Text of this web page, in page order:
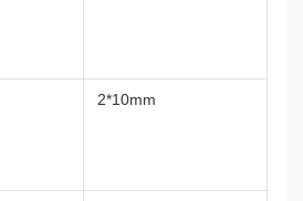
2*10mm